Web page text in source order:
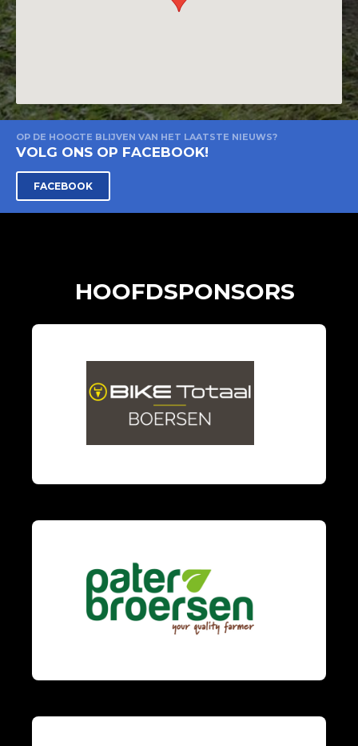
OP DE HOOGTE BLIJVEN VAN HET LAATSTE NIEUWS?
VOLG ONS OP FACEBOOK!
FACEBOOK
HOOFDSPONSORS